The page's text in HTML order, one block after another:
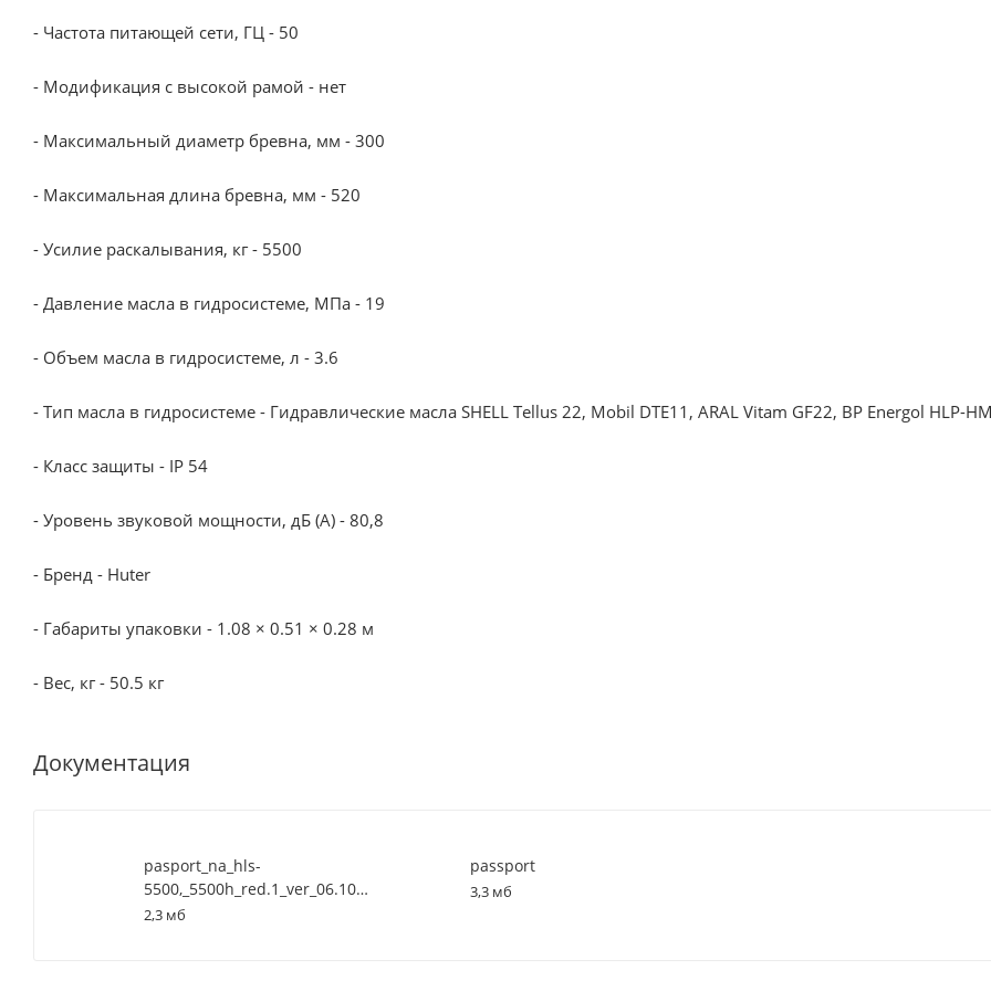
- Частота питающей сети, ГЦ - 50
- Модификация с высокой рамой - нет
- Максимальный диаметр бревна, мм - 300
- Максимальная длина бревна, мм - 520
- Усилие раскалывания, кг - 5500
- Давление масла в гидросистеме, МПа - 19
- Объем масла в гидросистеме, л - 3.6
- Тип масла в гидросистеме - Гидравлические масла SHELL Tellus 22, Mobil DTE11, ARAL Vitam GF22, BP Energol HLP-
- Класс защиты - IP 54
- Уровень звуковой мощности, дБ (А) - 80,8
- Бренд - Huter
- Габариты упаковки - 1.08 × 0.51 × 0.28 м
- Вес, кг - 50.5 кг
Документация
pasport_na_hls-
5500,_5500h_red.1_ver_06.10.20
2,3 мб
passport
3,3 мб